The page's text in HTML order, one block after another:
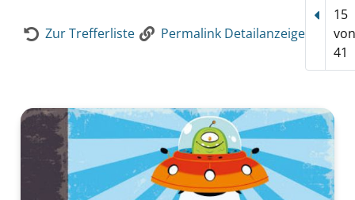
Zur Trefferliste Permalink Detailanzeige
15
von
41